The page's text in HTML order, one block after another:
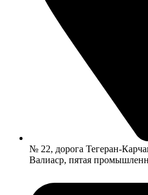
№ 22, дорога Тегеран-
Валиаср, пятая